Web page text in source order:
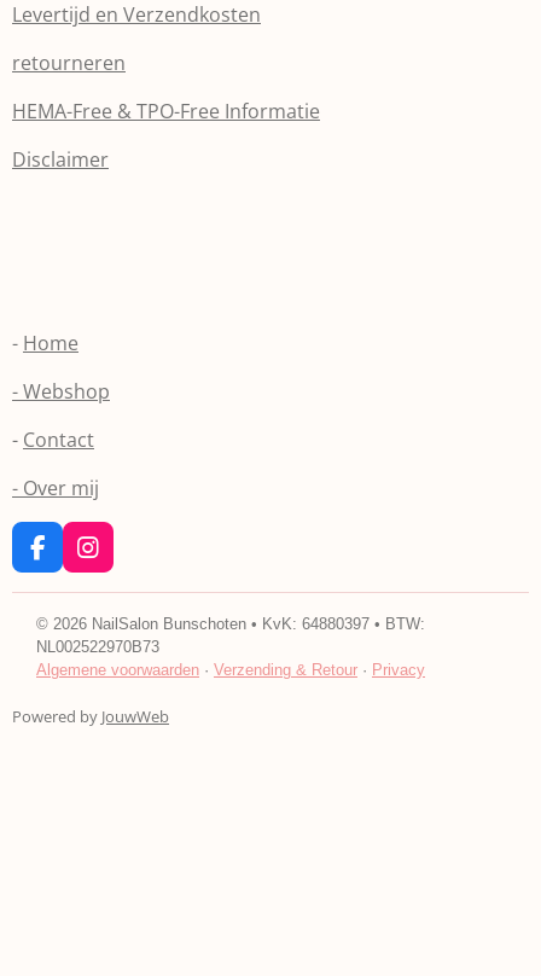
Levertijd en Verzendkosten
retourneren
HEMA-Free & TPO-Free Informatie
Disclaimer
- Home
- Webshop
- Contact
- Over mij
F
a
c
e
b
o
k
I
n
s
t
a
g
a
© 2026 NailSalon Bunschoten • KvK: 64880397 • BTW:
NL002522970B73
Algemene voorwaarden · Verzending & Retour · Privacy
Powered by JouwWeb